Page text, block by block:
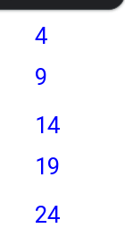
4
9
14
19
24